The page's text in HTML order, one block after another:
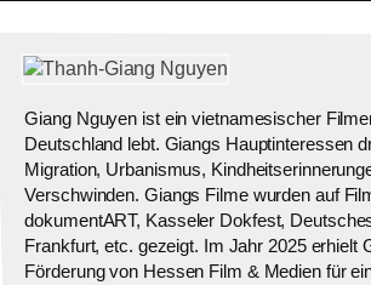
Giang Nguyen ist ein vietnamesischer
Deutschland lebt. Giangs Hauptinteressen
Migration, Urbanismus,
Verschwinden. Giangs Filme wurden auf
dokumentART, Kasseler Dokfest,
Frankfurt, etc. gezeigt. Im Jahr 2025 erhielt
Förderung von Hessen Film & Medien für